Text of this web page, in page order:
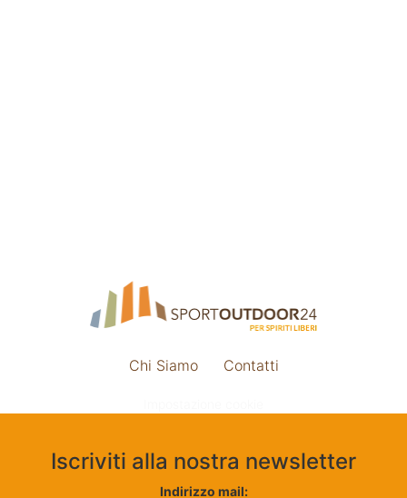
Chi Siamo Contatti
Iscriviti alla nostra newsletter
Indirizzo mail: